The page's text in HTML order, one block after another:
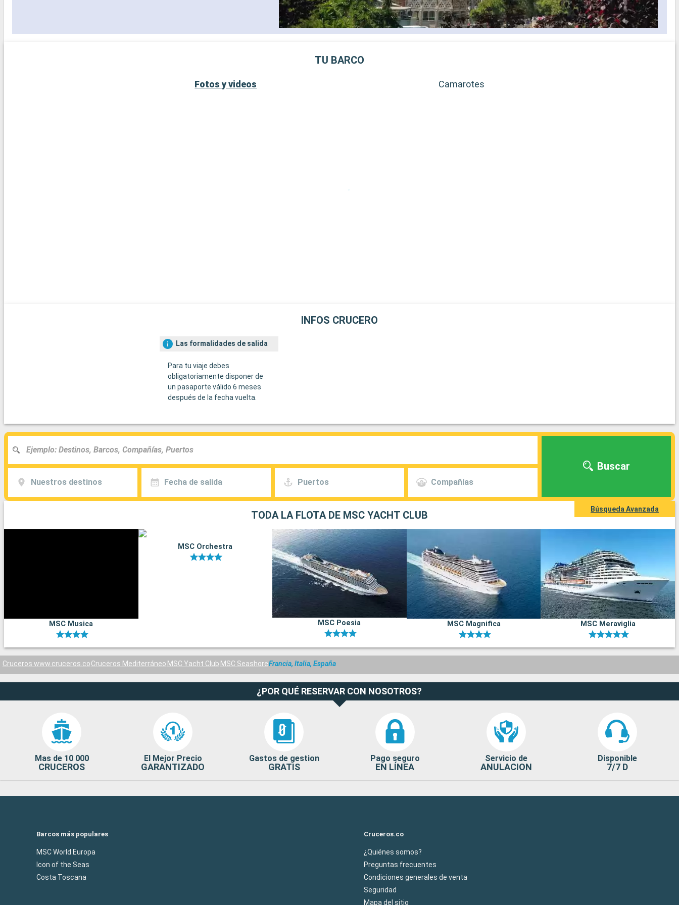
- 40% de descuento en una selección
prepago de spa
- 10% de descuento en todos los
tratamientos de spa adquiridos a bordo
- Embarque prioritario y entrega de
TU BARCO
Fotos y videos Camarotes
INFOS CRUCERO
Las formalidades de salida
Para tu viaje debes
obligatoriamente disponer de
un pasaporte válido 6 meses
después de la fecha vuelta.
Nuestros destinos Fecha de salida Puertos Compañías
Buscar
Búsqueda Avanzada
TODA LA FLOTA DE MSC YACHT CLUB
MSC Musica
MSC Orchestra
MSC Poesia MSC Magnifica MSC Meraviglia
Cruceros www.cruceros.coCruceros Mediterráneo MSC Yacht Club MSC SeashoreFrancia, Italia, España
¿POR QUÉ RESERVAR CON NOSOTROS?
Mas de 10 000
CRUCEROS
El Mejor Precio
GARANTIZADO
Gastos de gestion
GRATIS
Pago seguro
EN LÍNEA
Servicio de
ANULACION
Disponible
7/7 D
Barcos más populares
MSC World Europa
Icon of the Seas
Costa Toscana
Cruceros.co
¿Quiénes somos?
Preguntas frecuentes
Condiciones generales de venta
Seguridad
Mapa del sitio